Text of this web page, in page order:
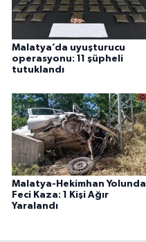
Malatya’da uyuşturucu
operasyonu: 11 şüpheli
tutuklandı
Malatya-Hekimhan Yolunda
Feci Kaza: 1 Kişi Ağır
Yaralandı